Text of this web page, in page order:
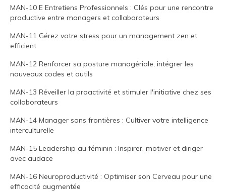
MAN-10 E Entretiens Professionnels : Clés pour une rencontre
productive entre managers et collaborateurs
MAN-11 Gérez votre stress pour un management zen et
efficient
MAN-12 Renforcer sa posture managériale, intégrer les
nouveaux codes et outils
MAN-13 Réveiller la proactivité et stimuler l'initiative chez ses
collaborateurs
MAN-14 Manager sans frontières : Cultiver votre intelligence
interculturelle
MAN-15 Leadership au féminin : Inspirer, motiver et diriger
avec audace
MAN-16 Neuroproductivité : Optimiser son Cerveau pour une
efficacité augmentée